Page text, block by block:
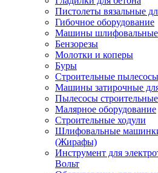
Пистолеты вязальные
Гибочное оборудование
Машины шлифовальные
Бензорезы
Молотки и коперы
Буры
Строительные пылесосы
Машины затирочные
Пылесосы строительные
Малярное оборудование
Строительные ходули
Шлифовальные
(Жирафы)
Инструмент для
Вольт